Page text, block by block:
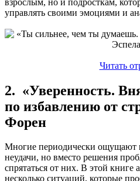
управлять своими эмоциями и
Читать
2. «Уверенность.
по избавлению от
Форен
Многие периодически ощущают
неудачи, но вместо решения
спрятаться от них. В этой книге
несколько ситуаций, которые